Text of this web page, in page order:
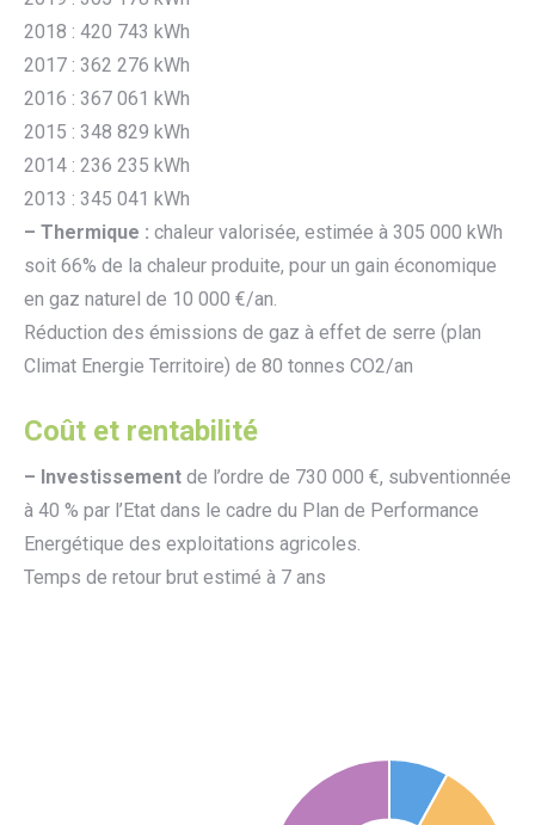
2018 : 420 743 kWh
2017 : 362 276 kWh
2016 : 367 061 kWh
2015 : 348 829 kWh
2014 : 236 235 kWh
2013 : 345 041 kWh
– Thermique : chaleur valorisée, estimée à 305 000 kWh
soit 66% de la chaleur produite, pour un gain économique
en gaz naturel de 10 000 €/an.
Réduction des émissions de gaz à effet de serre (plan
Climat Energie Territoire) de 80 tonnes CO2/an
Coût et rentabilité
– Investissement de l’ordre de 730 000 €, subventionnée
à 40 % par l’Etat dans le cadre du Plan de Performance
Energétique des exploitations agricoles.
Temps de retour brut estimé à 7 ans